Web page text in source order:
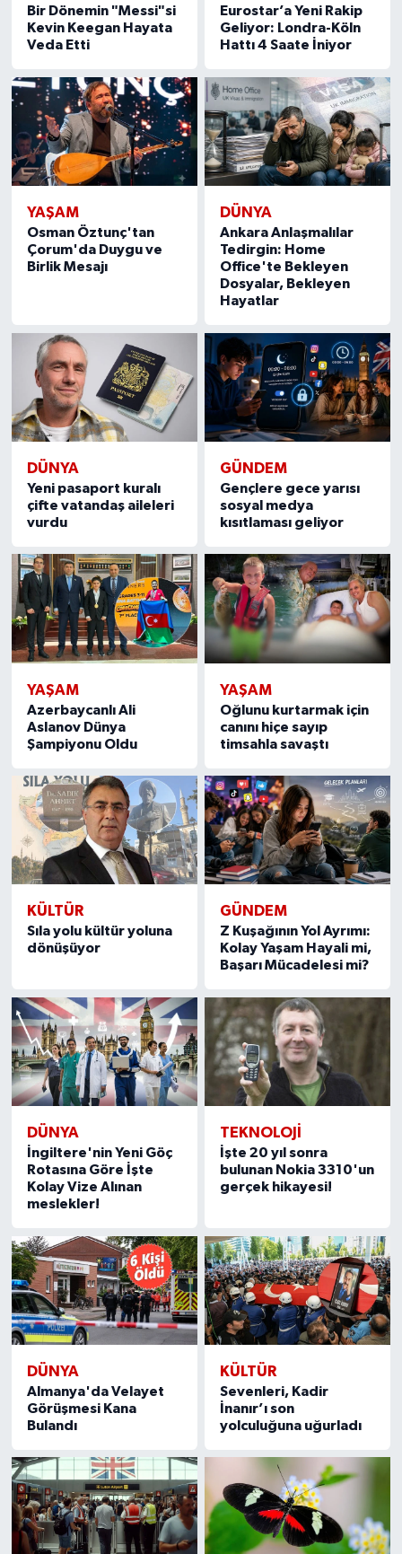
Bir Dönemin "Messi"si
Kevin Keegan Hayata
Veda Etti
Eurostar’a Yeni Rakip
Geliyor: Londra-Köln
Hattı 4 Saate İniyor
YAŞAM
Osman Öztunç'tan
Çorum'da Duygu ve
Birlik Mesajı
DÜNYA
Ankara Anlaşmalılar
Tedirgin: Home
Office'te Bekleyen
Dosyalar, Bekleyen
Hayatlar
DÜNYA
Yeni pasaport kuralı
çifte vatandaş aileleri
vurdu
GÜNDEM
Gençlere gece yarısı
sosyal medya
kısıtlaması geliyor
YAŞAM
Azerbaycanlı Ali
Aslanov Dünya
Şampiyonu Oldu
YAŞAM
Oğlunu kurtarmak için
canını hiçe sayıp
timsahla savaştı
KÜLTÜR
Sıla yolu kültür yoluna
dönüşüyor
GÜNDEM
Z Kuşağının Yol Ayrımı:
Kolay Yaşam Hayali mi,
Başarı Mücadelesi mi?
DÜNYA
İngiltere'nin Yeni Göç
Rotasına Göre İşte
Kolay Vize Alınan
meslekler!
TEKNOLOJİ
İşte 20 yıl sonra
bulunan Nokia 3310'un
gerçek hikayesi!
DÜNYA
Almanya'da Velayet
Görüşmesi Kana
Bulandı
KÜLTÜR
Sevenleri, Kadir
İnanır’ı son
yolculuğuna uğurladı